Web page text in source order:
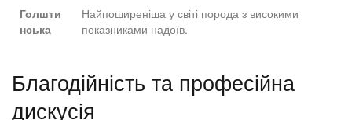
Голшти
нська
Найпоширеніша у світі порода з високими
показниками надоїв.
Благодійність та професійна
дискусія